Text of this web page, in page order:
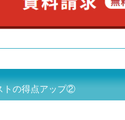
の得点アップ②